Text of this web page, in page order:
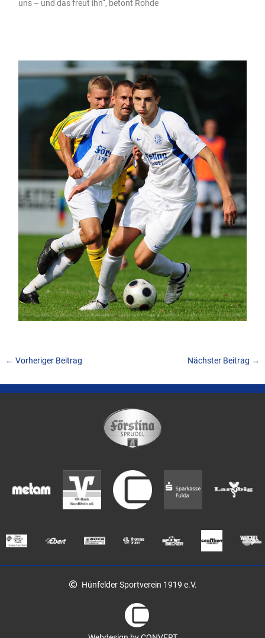
uns – und das freut ihn“, betont Rohde
← Vorheriger Beitrag Nächster Beitrag →
Hünfelder Sportverein 1919 e.V.